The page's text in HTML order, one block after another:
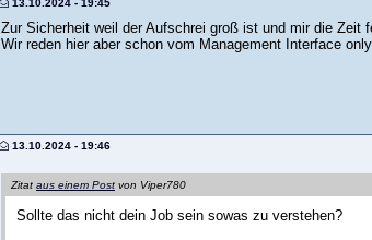
Zur Sicherheit weil der Aufschrei groß ist und mir die Zeit
Wir reden hier aber schon vom Management Interface
13.10.2024 - 19:46
Zitat aus einem Post von Viper780
Sollte das nicht dein Job sein sowas zu verstehen?